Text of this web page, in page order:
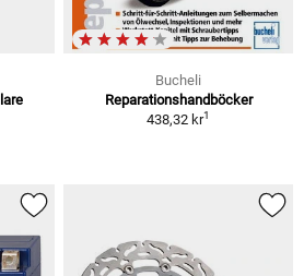
Bucheli
Reparationshandböcker
438,32 kr1